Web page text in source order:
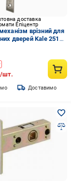
доставка
Епіцентр
врізний для
дверей Kale 251
шт.
Доставимо